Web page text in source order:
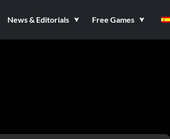
News & Editorials Free Games